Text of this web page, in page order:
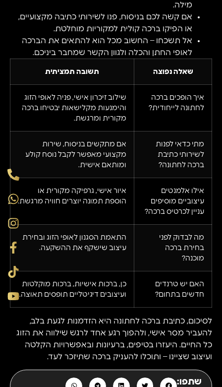
מילה.
אם קשה לכם בניסוח, פנו לשירותי כתיבה מקצועיים,
או הפיקו ברכה קולית למקוריות מוחלטת.
אל תשכחו – החשוב מכל הוא להתאים את הברכה
לאופי החתן והכלה ולגוון הקשר שמחבר ביניכם.
שאלה נפוצה תשובה תמציתית
איך הופכים ברכה
לחתונה לייחודית?
שילוב זיכרון אישי, פניה לאופי הזוג
והימנעות מקלישאות יבטיחו ברכה
מקורית ומרגשת.
מתי כדאי לפנות
לשירותי כתיבת
ברכה לחתונה?
אם מתקשים בניסוח, שירות
מקצועי מאפשר לקבל נוסח קולע
ומותאם אישית.
אילו אלמנטים
עיצוביים מוסיפים
עניין לכרטיס ברכה?
איור אישי, גרפיקה מקורית או
הוספת תמונה יוצרים חוויה מרגשת.
מה לבדוק לפני
בחירת ברכה
מוכנה?
התאמת הסגנון לאופי הזוג ובחירת
עיצוב שישקף את ההשקעה.
האם יש טרנדים
חדשים בתחום?
כן, ברכות אישיות, ברכות מוקלטות
ועיצובים דיגיטליים תופסים תאוצה.
לסיכום, כתיבת ברכה לחתונה היא הזדמנות לגעת בלב,
להעביר מסר אישי, ולהפוך רגע אחד לרגש שילווה את הזוג
כל החיים. היעזרו בטיפים, ברעיונות ובאפשרויות הקלטה
ועיצוב שציינו – ותוכלו להעניק ברכה שתיזכר לעד.
שתפו: